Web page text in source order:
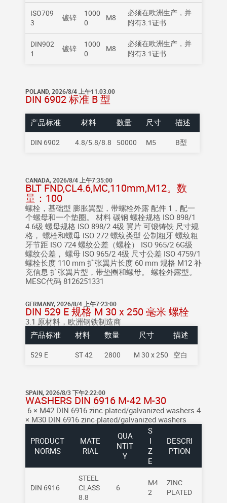
ISO709
3
镀锌
1000
0
M8
必须在欧洲生产，并
附有3.1证书
DIN902
1
镀锌
1000
0
M8
必须在欧洲生产，并
附有3.1证书
POLAND, 2026/8/4 上午11:03:00
DIN 6902 标准 B 型
产品标准 材料 数量 尺寸 描述
DIN 6902 4.8/5.8/8.8 50000 M5 B型
CANADA, 2026/8/4 上午7:35:00
BLT FND,CL4.6,MC,110mm,M12。数
量：100
螺栓，基础型 膨胀翼型，带螺栓外露 配件 1，配一
个螺母和一个垫圈。 材料 碳钢 螺栓规格 ISO 898/1
4.6级 螺母规格 ISO 898/2 4级 翼片 可锻铸铁 尺寸规
格， 螺栓和螺母 ISO 272 螺纹类型 公制粗牙 螺纹粗
牙节距 ISO 724 螺纹公差（螺栓） ISO 965/2 6G级
螺纹公差， 螺母 ISO 965/2 4级 尺寸公差 ISO 4759/1
螺栓长度 110 mm 扩张翼片长度 60 mm 规格 M12 补
充信息 扩张翼片型，带垫圈和螺母。 螺栓外露型。
MESC代码 8126251331
GERMANY, 2026/8/4 上午7:23:00
DIN 529 E 规格 M 30 x 250 毫米 螺栓
3.1 原材料，欧洲钢铁制造商
产品标准
材料 数量 尺寸 描述
529 E ST 42 2800 M 30 x 250 空白
SPAIN, 2026/8/3 下午2:22:00
WASHERS DIN 6916 M-42 M-30
6 × M42 DIN 6916 zinc-plated/galvanized washers 4
× M30 DIN 6916 zinc-plated/galvanized washers
PRODUCT
NORMS
MATE
RIAL
QUA
NTIT
Y
S
I
Z
E
DESCRI
PTION
DIN 6916
STEEL
CLASS
8.8
6
M4
2
ZINC
PLATED